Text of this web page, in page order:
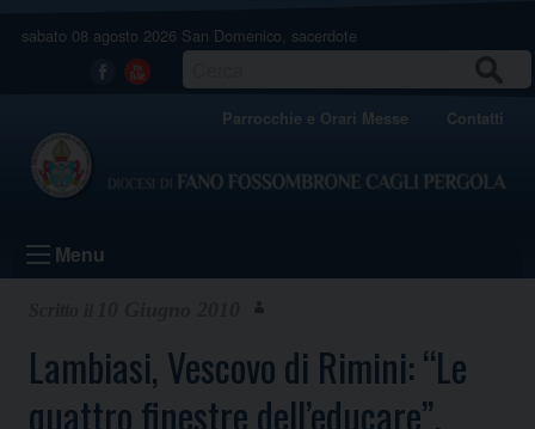
sabato 08 agosto 2026 San Domenico, sacerdote
Facebook
Youtube
Parrocchie e Orari Messe Contatti
Menu
Lambiasi, Vescovo di Rimini: “Le
quattro finestre dell’educare”.